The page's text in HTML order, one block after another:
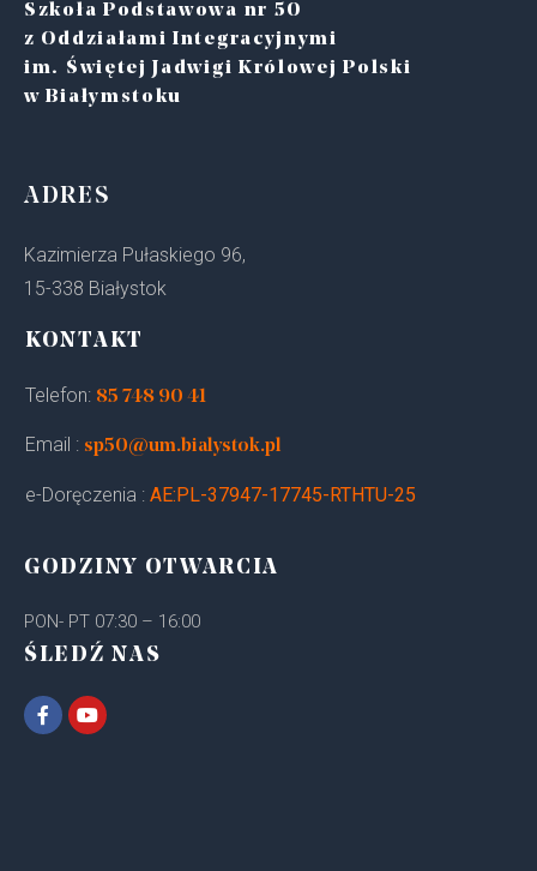
Szkoła Podstawowa nr 50
z Oddziałami Integracyjnymi
im. Świętej Jadwigi Królowej Polski
w Białymstoku
ADRES
Kazimierza Pułaskiego 96,
15-338 Białystok
KONTAKT
Telefon: 85 748 90 41
Email : sp50@um.bialystok.pl
e-Doręczenia : AE:PL-37947-17745-RTHTU-25
GODZINY OTWARCIA
PON- PT 07:30 – 16:00
ŚLEDŹ NAS